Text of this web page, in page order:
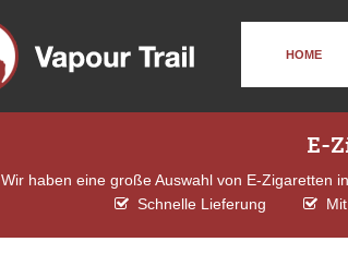
HOME
E-
Wir haben eine große Auswahl von E-Zigaretten
Schnelle Lieferung